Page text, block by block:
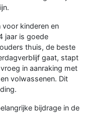
voor kinderen en
jaar is goede
thuis, de beste
gaat, stapt
in aanraking met
volwassenen. Dit
bijdrage in de